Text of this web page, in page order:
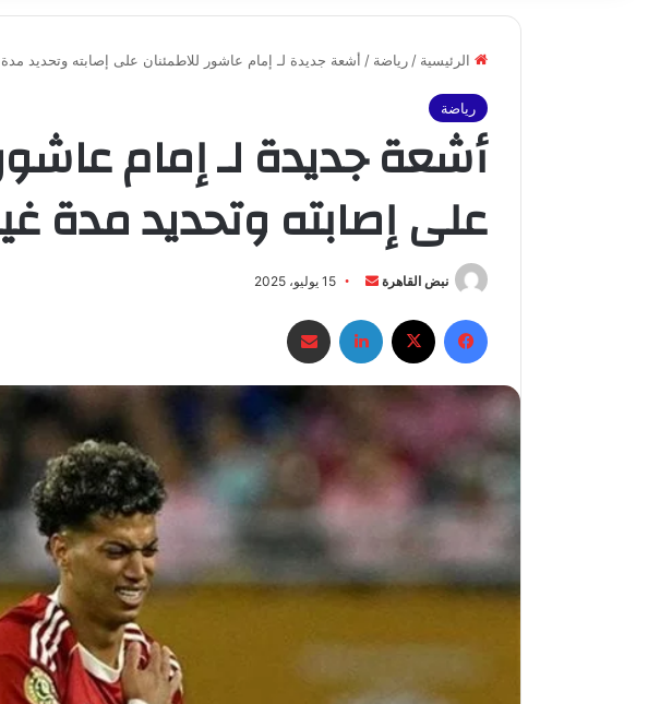
الرئيسية / رياضة / أشعة جديدة لـ إمام عاشور للاطمئنان على إصابته وتحديد مدة
رياضة
أشعة جديدة لـ إمام
على إصابته وتحديد مدة
نبض القاهرة
أرسل
إلكترونيا
15 يوليو، 2025
فيسبوك لينكدإن